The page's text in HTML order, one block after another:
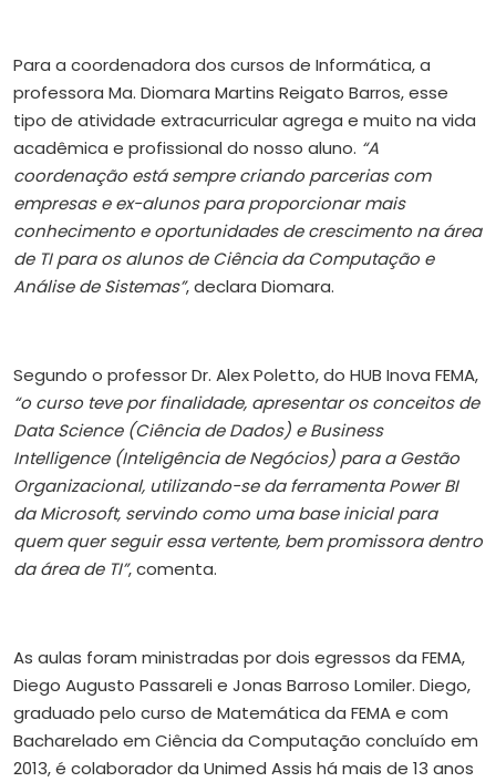
Para a coordenadora dos cursos de Informática, a
professora Ma. Diomara Martins Reigato Barros, esse
tipo de atividade extracurricular agrega e muito na vida
acadêmica e profissional do nosso aluno. “A
coordenação está sempre criando parcerias com
empresas e ex-alunos para proporcionar mais
conhecimento e oportunidades de crescimento na área
de TI para os alunos de Ciência da Computação e
Análise de Sistemas”, declara Diomara.
Segundo o professor Dr. Alex Poletto, do HUB Inova FEMA,
“o curso teve por finalidade, apresentar os conceitos de
Data Science (Ciência de Dados) e Business
Intelligence (Inteligência de Negócios) para a Gestão
Organizacional, utilizando-se da ferramenta Power BI
da Microsoft, servindo como uma base inicial para
quem quer seguir essa vertente, bem promissora dentro
da área de TI”, comenta.
As aulas foram ministradas por dois egressos da FEMA,
Diego Augusto Passareli e Jonas Barroso Lomiler. Diego,
graduado pelo curso de Matemática da FEMA e com
Bacharelado em Ciência da Computação concluído em
2013, é colaborador da Unimed Assis há mais de 13 anos